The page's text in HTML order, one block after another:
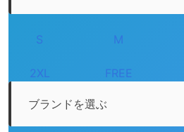
S M
2XL FREE
ブランドを選ぶ